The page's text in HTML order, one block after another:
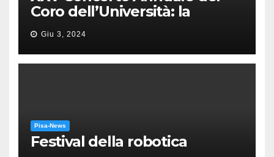
Coro dell’Università: la
“Messa in gloria” di Giacomo
Puccini
Giu 3, 2024
Pisa-News
Festival della robotica